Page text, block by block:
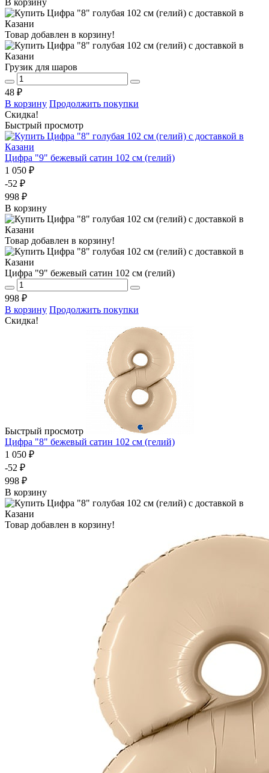
Товар добавлен в корзину!
Грузик для шаров
48 ₽
В корзину Продолжить покупки
Скидка!
Быстрый просмотр
Цифра "9" бежевый сатин 102 см (гелий)
1 050 ₽
-52 ₽
998 ₽
В корзину
Товар добавлен в корзину!
Цифра "9" бежевый сатин 102 см (гелий)
998 ₽
В корзину Продолжить покупки
Скидка!
Быстрый просмотр
Цифра "8" бежевый сатин 102 см (гелий)
1 050 ₽
-52 ₽
998 ₽
В корзину
Товар добавлен в корзину!